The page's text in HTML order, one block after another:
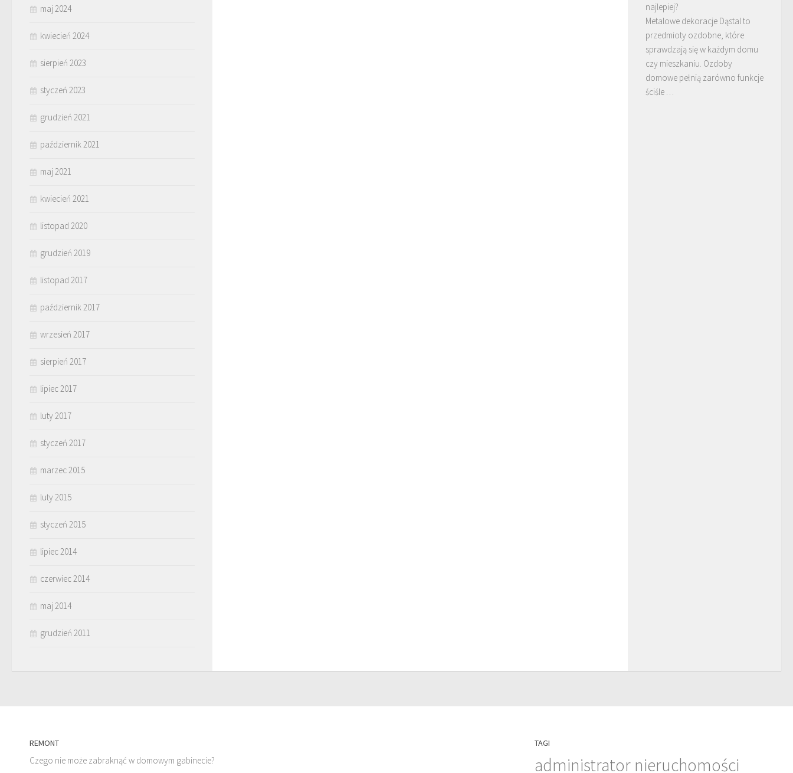
maj 2024
kwiecień 2024
sierpień 2023
styczeń 2023
grudzień 2021
październik 2021
maj 2021
kwiecień 2021
listopad 2020
grudzień 2019
listopad 2017
październik 2017
wrzesień 2017
sierpień 2017
lipiec 2017
luty 2017
styczeń 2017
marzec 2015
luty 2015
styczeń 2015
lipiec 2014
czerwiec 2014
maj 2014
grudzień 2011
najlepiej?
Metalowe dekoracje Dąstal to
przedmioty ozdobne, które
sprawdzają się w każdym domu
czy mieszkaniu. Ozdoby
domowe pełnią zarówno funkcje
ściśle …
REMONT
Czego nie może zabraknąć w domowym gabinecie?
TAGI
administrator nieruchomości